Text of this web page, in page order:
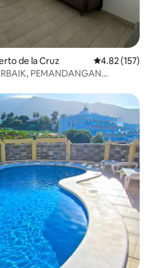
de la Cruz Penarafan
4.82 (157)
PEMANDANGAN